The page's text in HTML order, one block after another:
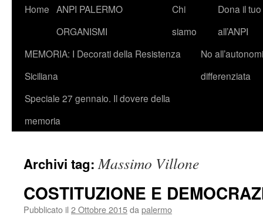
Vai
contenuto
Home ANPI PALERMO
ORGANISMI
Chi
siamo
Dona il
all’ANPI
MEMORIA: I Decorati della Resistenza
Siciliana
No
differenziata
Speciale 27 gennaio. Il dovere della
memoria
Archivi tag:Massimo Villone
COSTITUZIONE E
Pubblicato il 2 Ottobre 2015da palermo